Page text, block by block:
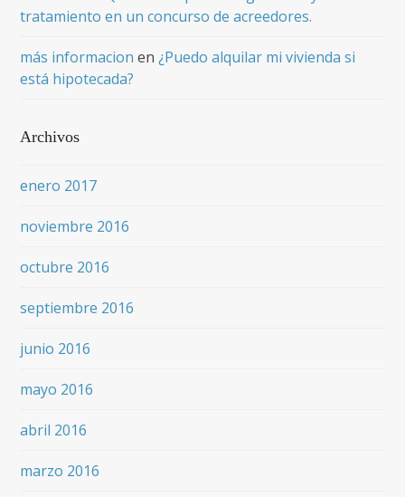
tratamiento en un concurso de acreedores.
más informacion en¿Puedo alquilar mi vivienda si
está hipotecada?
Archivos
enero 2017
noviembre 2016
octubre 2016
septiembre 2016
junio 2016
mayo 2016
abril 2016
marzo 2016